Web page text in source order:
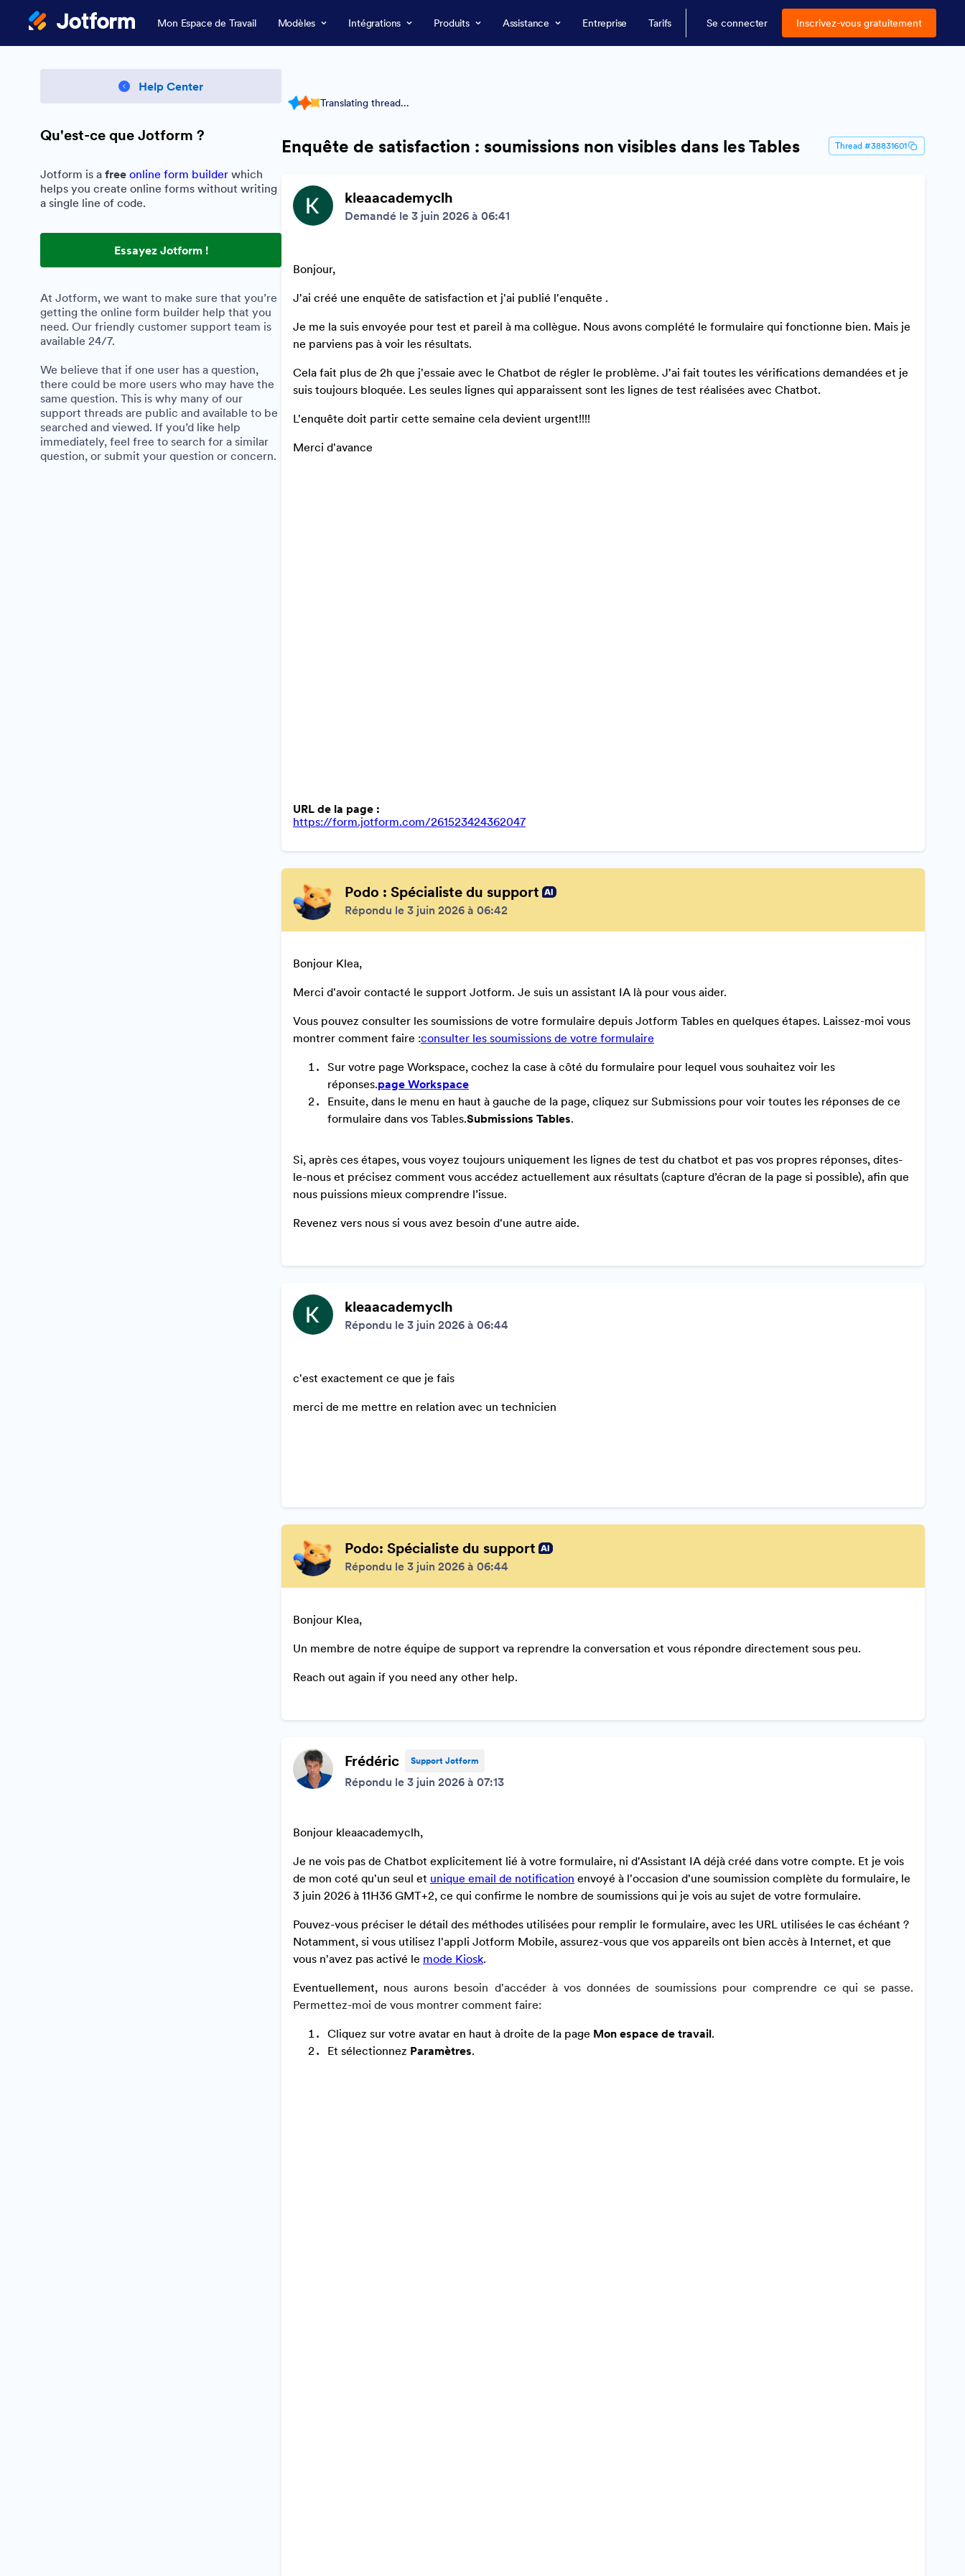
Mon Espace de Travail Modèles Intégrations Produits Assistance Entreprise Tarifs Se connecter Inscrivez-vous gratuitement
Help Center
Qu'est-ce que Jotform ?
Jotform is a free online form builder which
helps you create online forms without writing
a single line of code.
Essayez Jotform !
At Jotform, we want to make sure that you’re
getting the online form builder help that you
need. Our friendly customer support team is
available 24/7.
We believe that if one user has a question,
there could be more users who may have the
same question. This is why many of our
support threads are public and available to be
searched and viewed. If you’d like help
immediately, feel free to search for a similar
question, or submit your question or concern.
Translating thread...
Enquête de satisfaction : soumissions non visibles dans les Tables Thread #38831601
kleaacademyclh
Demandé le 3 juin 2026 à 06:41
Bonjour,
J'ai créé une enquête de satisfaction et j'ai publié l'enquête .
Je me la suis envoyée pour test et pareil à ma collègue. Nous avons complété le formulaire qui fonctionne bien. Mais je
ne parviens pas à voir les résultats.
Cela fait plus de 2h que j'essaie avec le Chatbot de régler le problème. J'ai fait toutes les vérifications demandées et je
suis toujours bloquée. Les seules lignes qui apparaissent sont les lignes de test réalisées avec Chatbot.
L'enquête doit partir cette semaine cela devient urgent!!!!
Merci d'avance
URL de la page :
https://form.jotform.com/261523424362047
Podo : Spécialiste du support
Répondu le 3 juin 2026 à 06:42
Bonjour Klea,
Merci d'avoir contacté le support Jotform. Je suis un assistant IA là pour vous aider.
Vous pouvez consulter les soumissions de votre formulaire depuis Jotform Tables en quelques étapes. Laissez-moi vous
montrer comment faire :consulter les soumissions de votre formulaire
Sur votre page Workspace, cochez la case à côté du formulaire pour lequel vous souhaitez voir les
réponses.page Workspace
Ensuite, dans le menu en haut à gauche de la page, cliquez sur Submissions pour voir toutes les réponses de ce
formulaire dans vos Tables.Submissions Tables.
Si, après ces étapes, vous voyez toujours uniquement les lignes de test du chatbot et pas vos propres réponses, dites-
le-nous et précisez comment vous accédez actuellement aux résultats (capture d’écran de la page si possible), afin que
nous puissions mieux comprendre l’issue.
Revenez vers nous si vous avez besoin d'une autre aide.
kleaacademyclh
Répondu le 3 juin 2026 à 06:44
c'est exactement ce que je fais
merci de me mettre en relation avec un technicien
Podo: Spécialiste du support
Répondu le 3 juin 2026 à 06:44
Bonjour Klea,
Un membre de notre équipe de support va reprendre la conversation et vous répondre directement sous peu.
Reach out again if you need any other help.
Frédéric Support Jotform
Répondu le 3 juin 2026 à 07:13
Bonjour kleaacademyclh,
Je ne vois pas de Chatbot explicitement lié à votre formulaire, ni d'Assistant IA déjà créé dans votre compte. Et je vois
de mon coté qu'un seul et unique email de notification envoyé à l'occasion d'une soumission complète du formulaire, le
3 juin 2026 à 11H36 GMT+2, ce qui confirme le nombre de soumissions qui je vois au sujet de votre formulaire.
Pouvez-vous préciser le détail des méthodes utilisées pour remplir le formulaire, avec les URL utilisées le cas échéant ?
Notamment, si vous utilisez l'appli Jotform Mobile, assurez-vous que vos appareils ont bien accès à Internet, et que
vous n'avez pas activé le mode Kiosk.
Eventuellement, nous aurons besoin d'accéder à vos données de soumissions pour comprendre ce qui se passe.
Permettez-moi de vous montrer comment faire:
Cliquez sur votre avatar en haut à droite de la page Mon espace de travail.
Et sélectionnez Paramètres.